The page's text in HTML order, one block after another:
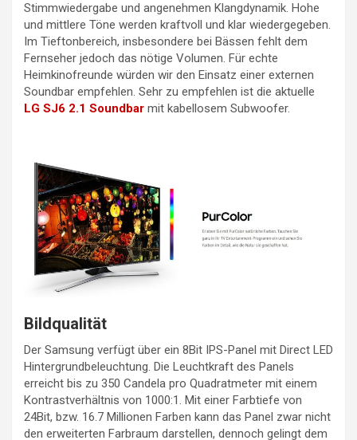
Stimmwiedergabe und angenehmen Klangdynamik. Hohe
und mittlere Töne werden kraftvoll und klar wiedergegeben.
Im Tieftonbereich, insbesondere bei Bässen fehlt dem
Fernseher jedoch das nötige Volumen. Für echte
Heimkinofreunde würden wir den Einsatz einer externen
Soundbar empfehlen. Sehr zu empfehlen ist die aktuelle
LG SJ6 2.1 Soundbar mit kabellosem Subwoofer.
Bildqualität
Der Samsung verfügt über ein 8Bit IPS-Panel mit Direct LED
Hintergrundbeleuchtung. Die Leuchtkraft des Panels
erreicht bis zu 350 Candela pro Quadratmeter mit einem
Kontrastverhältnis von 1000:1. Mit einer Farbtiefe von
24Bit, bzw. 16.7 Millionen Farben kann das Panel zwar nicht
den erweiterten Farbraum darstellen, dennoch gelingt dem